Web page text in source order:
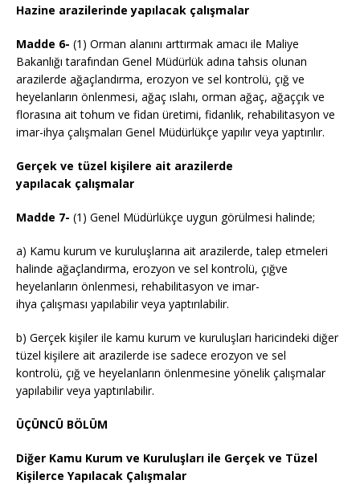
Hazine arazilerinde yapılacak çalışmalar
Madde 6- (1) Orman alanını arttırmak amacı ile Maliye
Bakanlığı tarafından Genel Müdürlük adına tahsis olunan
arazilerde ağaçlandırma, erozyon ve sel kontrolü, çığ ve
heyelanların önlenmesi, ağaç ıslahı, orman ağaç, ağaççık ve
florasına ait tohum ve fidan üretimi, fidanlık, rehabilitasyon ve
imar-ihya çalışmaları Genel Müdürlükçe yapılır veya yaptırılır.
Gerçek ve tüzel kişilere ait arazilerde
yapılacak çalışmalar
Madde 7- (1) Genel Müdürlükçe uygun görülmesi halinde;
a) Kamu kurum ve kuruluşlarına ait arazilerde, talep etmeleri
halinde ağaçlandırma, erozyon ve sel kontrolü, çığve
heyelanların önlenmesi, rehabilitasyon ve imar-
ihya çalışması yapılabilir veya yaptırılabilir.
b) Gerçek kişiler ile kamu kurum ve kuruluşları haricindeki diğer
tüzel kişilere ait arazilerde ise sadece erozyon ve sel
kontrolü, çığ ve heyelanların önlenmesine yönelik çalışmalar
yapılabilir veya yaptırılabilir.
ÜÇÜNCÜ BÖLÜM
Diğer Kamu Kurum ve Kuruluşları ile Gerçek ve Tüzel
Kişilerce Yapılacak Çalışmalar